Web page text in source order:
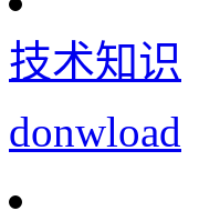
技术知识
donwload